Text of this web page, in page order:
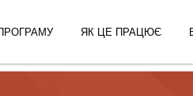
ЯК ЦЕ ПРАЦЮЄ